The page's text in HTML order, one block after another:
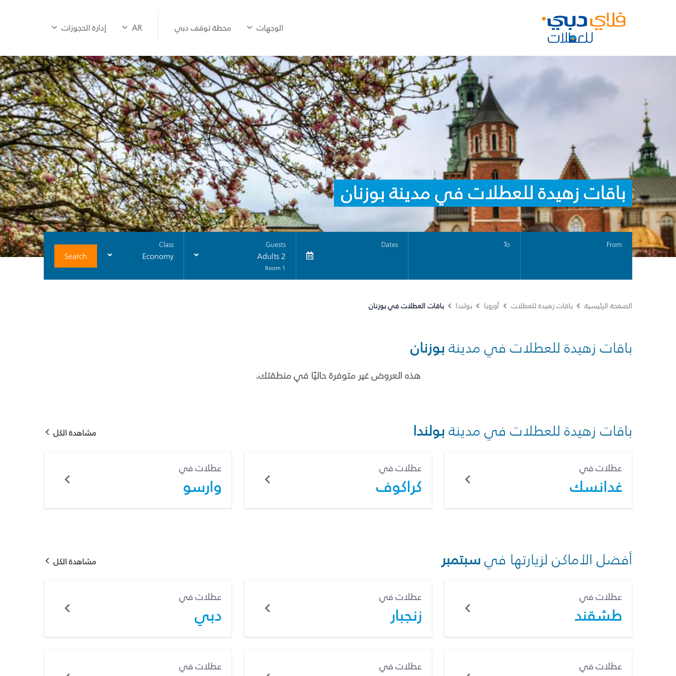
الوجهات محطة توقف دبي AR إدارة الحجوزات
باقات زهيدة للعطلات في مدينة بوزنان
From
To
Dates
Guests
2 Adults
1 Room
Class
Economy
Search
الصفحة الرئيسية باقات زهيدة للعطلات أوروبا بولندا باقات العطلات في بوزنان
باقات زهيدة للعطلات في مدينة بوزنان
هذه العروض غير متوفرة حاليًا في منطقتك.
باقات زهيدة للعطلات في مدينة بولندا مشاهدة الكل
عطلات في
غدانسك
عطلات في
كراكوف
عطلات في
وارسو
أفضل الأماكن لزيارتها فيسبتمبر مشاهدة الكل
عطلات في
طشقند
عطلات في
زنجبار
عطلات في
دبي
عطلات في عطلات في عطلات في